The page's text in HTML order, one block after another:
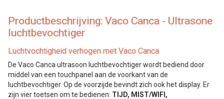
Productbeschrijving: Vaco Canca - Ultrasone
luchtbevochtiger
Luchtvochtigheid verhogen met Vaco Canca
De Vaco Canca ultrasoon luchtbevochtiger wordt bediend door
middel van een touchpanel aan de voorkant van de
luchtbevochtiger. Op de voorzijde bevindt zich ook het display. Er
zijn vier toetsen om te bedienen: TIJD, MIST/WIFI,